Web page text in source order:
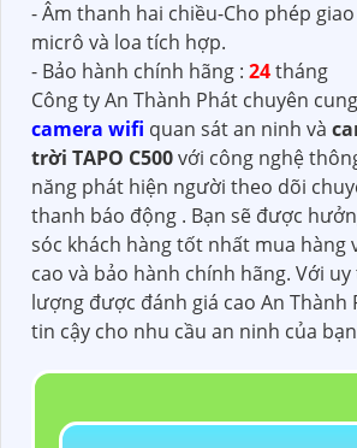
- Âm thanh hai chiều-Cho phép
micrô và loa tích hợp.
- Bảo hành chính hãng : 24tháng
Công ty An Thành Phát chuyên
camera wifi quan sát an ninh và
trời TAPO C500với công nghệ
năng phát hiện người theo dõi
thanh báo động . Bạn sẽ được
sóc khách hàng tốt nhất mua hàng
cao và bảo hành chính hãng. Với
lượng được đánh giá cao An Thành
tin cậy cho nhu cầu an ninh của